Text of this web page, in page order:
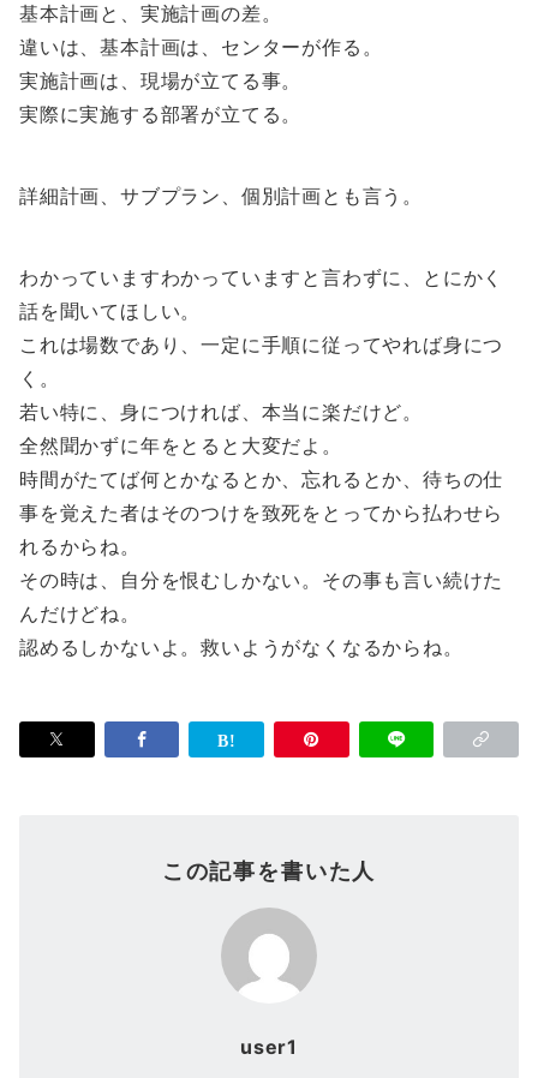
基本計画と、実施計画の差。
違いは、基本計画は、センターが作る。
実施計画は、現場が立てる事。
実際に実施する部署が立てる。
詳細計画、サブプラン、個別計画とも言う。
わかっていますわかっていますと言わずに、とにかく
話を聞いてほしい。
これは場数であり、一定に手順に従ってやれば身につ
く。
若い特に、身につければ、本当に楽だけど。
全然聞かずに年をとると大変だよ。
時間がたてば何とかなるとか、忘れるとか、待ちの仕
事を覚えた者はそのつけを致死をとってから払わせら
れるからね。
その時は、自分を恨むしかない。その事も言い続けた
んだけどね。
認めるしかないよ。救いようがなくなるからね。
この記事を書いた人
user1